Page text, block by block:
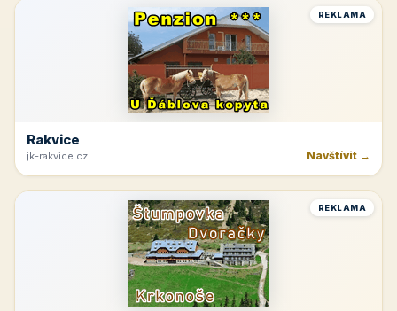
REKLAMA
Rakvice
jk-rakvice.cz Navštívit →
REKLAMA